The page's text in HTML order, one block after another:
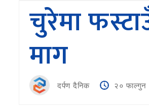
चुरेमा
माग
दर्पण दैनिक २०